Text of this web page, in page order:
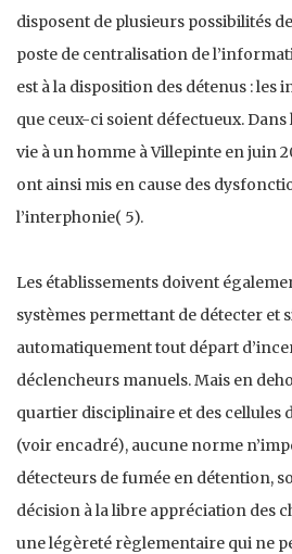
disposent de plusieurs possibilités
poste de centralisation de
est à la disposition des détenus : les
que ceux-ci soient défectueux. Dans
vie à un homme à Villepinte en juin
ont ainsi mis en cause des
l’interphonie( 5).
Les établissements doivent
systèmes permettant de détecter et
automatiquement tout départ
déclencheurs manuels. Mais en
quartier disciplinaire et des cellules
(voir encadré), aucune norme
détecteurs de fumée en détention,
décision à la libre appréciation des
une légèreté règlementaire qui ne